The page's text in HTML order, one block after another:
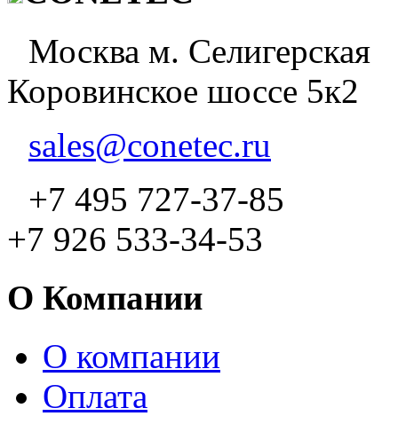
Москва м. Селигерская
Коровинское шоссе 5к2
sales@conetec.ru
+7 495 727-37-85
+7 926 533-34-53
О Компании
О компании
Оплата